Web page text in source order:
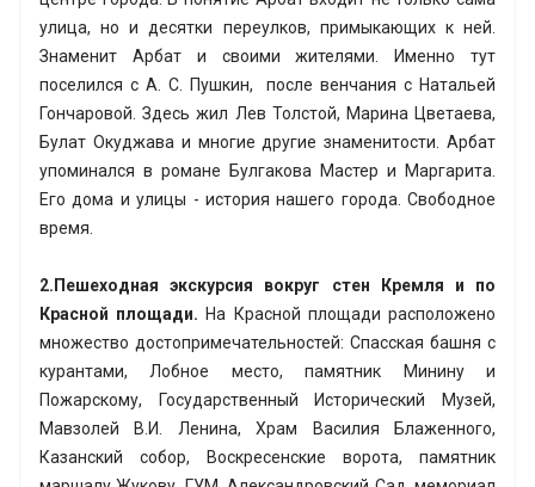
улица, но и десятки переулков, примыкающих к ней.
Знаменит Арбат и своими жителями. Именно тут
поселился с А. С. Пушкин, после венчания с Натальей
Гончаровой. Здесь жил Лев Толстой, Марина Цветаева,
Булат Окуджава и многие другие знаменитости. Арбат
упоминался в романе Булгакова Мастер и Маргарита.
Его дома и улицы - история нашего города. Свободное
время.
2.Пешеходная экскурсия вокруг стен Кремля и по
Красной площади. На Красной площади расположено
множество достопримечательностей: Спасская башня с
курантами, Лобное место, памятник Минину и
Пожарскому, Государственный Исторический Музей,
Мавзолей В.И. Ленина, Храм Василия Блаженного,
Казанский собор, Воскресенские ворота, памятник